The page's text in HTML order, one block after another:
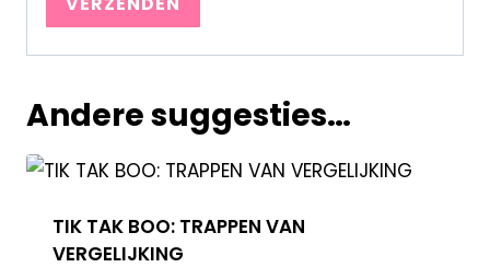
Andere suggesties…
TIK TAK BOO: TRAPPEN VAN
VERGELIJKING